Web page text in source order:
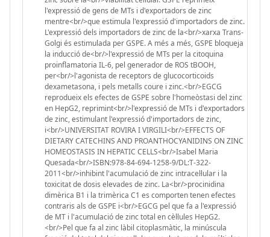
l'expressió de gens de MTs i d'exportadors de zinc
mentre<br/>que estimula l'expressió d'importadors de zinc.
L'expressió dels importadors de zinc de la<br/>xarxa Trans-
Golgi és estimulada per GSPE. A més a més, GSPE bloqueja
la inducció de<br/>l'expressió de MTs per la citoquina
proinflamatoria IL-6, pel generador de ROS tBOOH,
per<br/>l'agonista de receptors de glucocorticoids
dexametasona, i pels metalls coure i zinc.<br/>EGCG
reprodueix els efectes de GSPE sobre l'homeòstasi del zinc
en HepG2, reprimint<br/>l'expressió de MTs i d'exportadors
de zinc, estimulant l'expressió d'importadors de zinc,
i<br/>UNIVERSITAT ROVIRA I VIRGILI<br/>EFFECTS OF
DIETARY CATECHINS AND PROANTHOCYANIDINS ON ZINC
HOMEOSTASIS IN HEPATIC CELLS<br/>Isabel Maria
Quesada<br/>ISBN:978-84-694-1258-9/DL:T-322-
2011<br/>inhibint l'acumulació de zinc intracel·lular i la
toxicitat de dosis elevades de zinc. La<br/>procinidina
dimèrica B1 i la trimèrica C1 es comporten tenen efectes
contraris als de GSPE i<br/>EGCG pel que fa a l'expressió
de MT i l'acumulació de zinc total en cèl·lules HepG2.
<br/>Pel que fa al zinc làbil citoplasmàtic, la minúscula